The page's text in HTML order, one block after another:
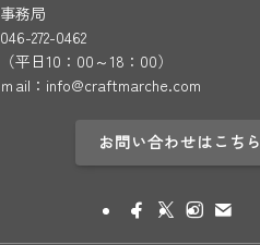
事務局
046-272-0462
（平日10：00～18：00）
ｍail：info@craftmarche.com
お問い合わせはこちら